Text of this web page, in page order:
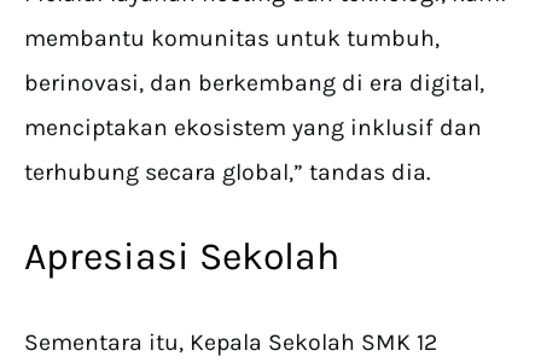
membantu komunitas untuk tumbuh,
berinovasi, dan berkembang di era digital,
menciptakan ekosistem yang inklusif dan
terhubung secara global,” tandas dia.
Apresiasi Sekolah
Sementara itu, Kepala Sekolah SMK 12